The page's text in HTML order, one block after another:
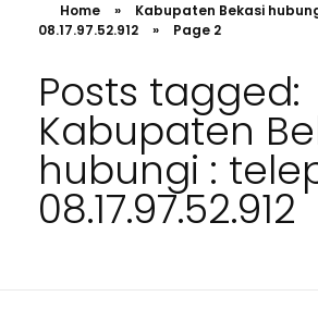
Home »
Kabupaten Bekasi
08.17.97.52.912
» Page 2
Posts tagged:
Kabupaten
hubungi :
08.17.97.52.912